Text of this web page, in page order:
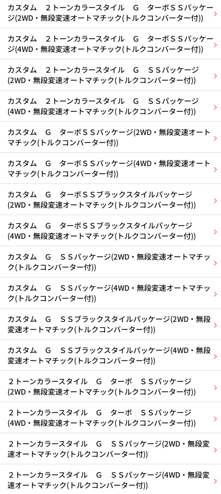
カスタム ２トーンカラースタイル Ｇ ターボＳＳパッケー
ジ(2WD・無段変速オートマチック(トルクコンバーター付))
カスタム ２トーンカラースタイル Ｇ ターボＳＳパッケー
ジ(4WD・無段変速オートマチック(トルクコンバーター付))
カスタム ２トーンカラースタイル Ｇ ＳＳパッケージ
(2WD・無段変速オートマチック(トルクコンバーター付))
カスタム ２トーンカラースタイル Ｇ ＳＳパッケージ
(4WD・無段変速オートマチック(トルクコンバーター付))
カスタム Ｇ ターボＳＳパッケージ(2WD・無段変速オート
マチック(トルクコンバーター付))
カスタム Ｇ ターボＳＳパッケージ(4WD・無段変速オート
マチック(トルクコンバーター付))
カスタム Ｇ ターボＳＳブラックスタイルパッケージ
(2WD・無段変速オートマチック(トルクコンバーター付))
カスタム Ｇ ターボＳＳブラックスタイルパッケージ
(4WD・無段変速オートマチック(トルクコンバーター付))
カスタム Ｇ ＳＳパッケージ(2WD・無段変速オートマチッ
ク(トルクコンバーター付))
カスタム Ｇ ＳＳパッケージ(4WD・無段変速オートマチッ
ク(トルクコンバーター付))
カスタム Ｇ ＳＳブラックスタイルパッケージ(2WD・無段
変速オートマチック(トルクコンバーター付))
カスタム Ｇ ＳＳブラックスタイルパッケージ(4WD・無段
変速オートマチック(トルクコンバーター付))
２トーンカラースタイル Ｇ ターボ ＳＳパッケージ
(2WD・無段変速オートマチック(トルクコンバーター付))
２トーンカラースタイル Ｇ ターボ ＳＳパッケージ
(4WD・無段変速オートマチック(トルクコンバーター付))
２トーンカラースタイル Ｇ ＳＳパッケージ(2WD・無段変
速オートマチック(トルクコンバーター付))
２トーンカラースタイル Ｇ ＳＳパッケージ(4WD・無段変
速オートマチック(トルクコンバーター付))